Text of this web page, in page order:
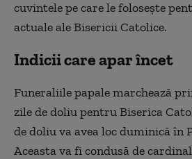
cuvintele pe care le foloseşte
actuale ale Bisericii Catolice.
Indicii care apar încet
Funeraliile papale marchează
zile de doliu pentru Biserica
de doliu va avea loc duminică în
Aceasta va fi condusă de